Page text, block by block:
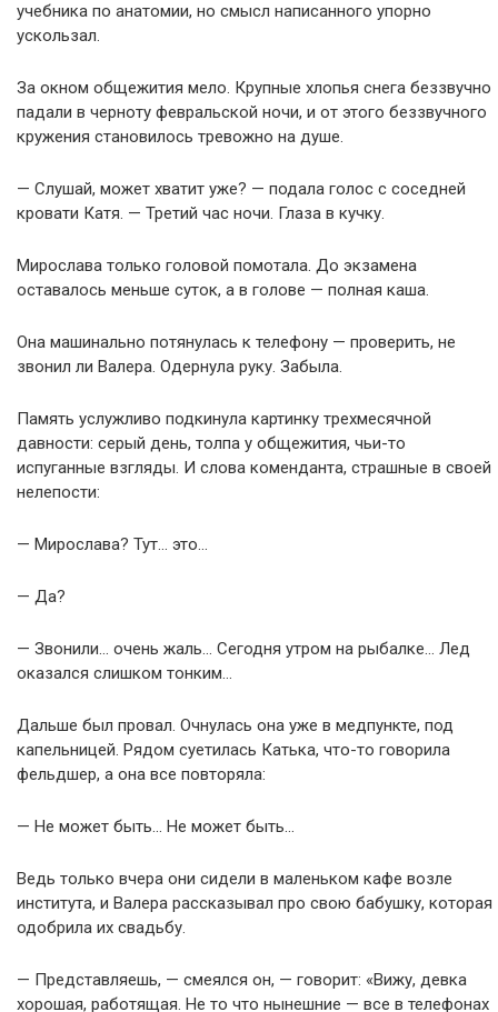
учебника по анатомии, но смысл написанного упорно
ускользал.
За окном общежития мело. Крупные хлопья снега беззвучно
падали в черноту февральской ночи, и от этого беззвучного
кружения становилось тревожно на душе.
— Слушай, может хватит уже? — подала голос с соседней
кровати Катя. — Третий час ночи. Глаза в кучку.
Мирослава только головой помотала. До экзамена
оставалось меньше суток, а в голове — полная каша.
Она машинально потянулась к телефону — проверить, не
звонил ли Валера. Одернула руку. Забыла.
Память услужливо подкинула картинку трехмесячной
давности: серый день, толпа у общежития, чьи-то
испуганные взгляды. И слова коменданта, страшные в своей
нелепости:
— Мирослава? Тут… это…
— Да?
— Звонили… очень жаль… Сегодня утром на рыбалке… Лед
оказался слишком тонким…
Дальше был провал. Очнулась она уже в медпункте, под
капельницей. Рядом суетилась Катька, что-то говорила
фельдшер, а она все повторяла:
— Не может быть… Не может быть…
Ведь только вчера они сидели в маленьком кафе возле
института, и Валера рассказывал про свою бабушку, которая
одобрила их свадьбу.
— Представляешь, — смеялся он, — говорит: «Вижу, девка
хорошая, работящая. Не то что нынешние — все в телефонах